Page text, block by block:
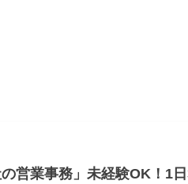
営業事務」未経験OK！1